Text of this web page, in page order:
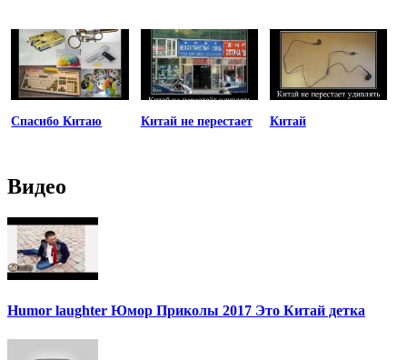
Спасибо Китаю Китай не перестает Китай
Видео
Humor laughter Юмор Приколы 2017 Это Китай детка